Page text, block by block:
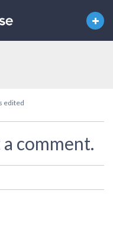
edited
comment.